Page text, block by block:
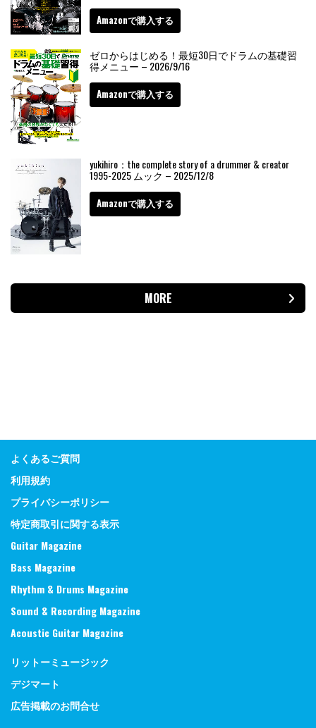
Amazonで購入する
ゼロからはじめる！最短30日でドラムの基礎習
得メニュー – 2026/9/16
Amazonで購入する
yukihiro：the complete story of a drummer & creator
1995-2025 ムック – 2025/12/8
Amazonで購入する
MORE
よくあるご質問
利用規約
プライバシーポリシー
特定商取引に関する表示
Guitar Magazine
Bass Magazine
Rhythm & Drums Magazine
Sound & Recording Magazine
Acoustic Guitar Magazine
リットーミュージック
デジマート
広告掲載のお問合せ